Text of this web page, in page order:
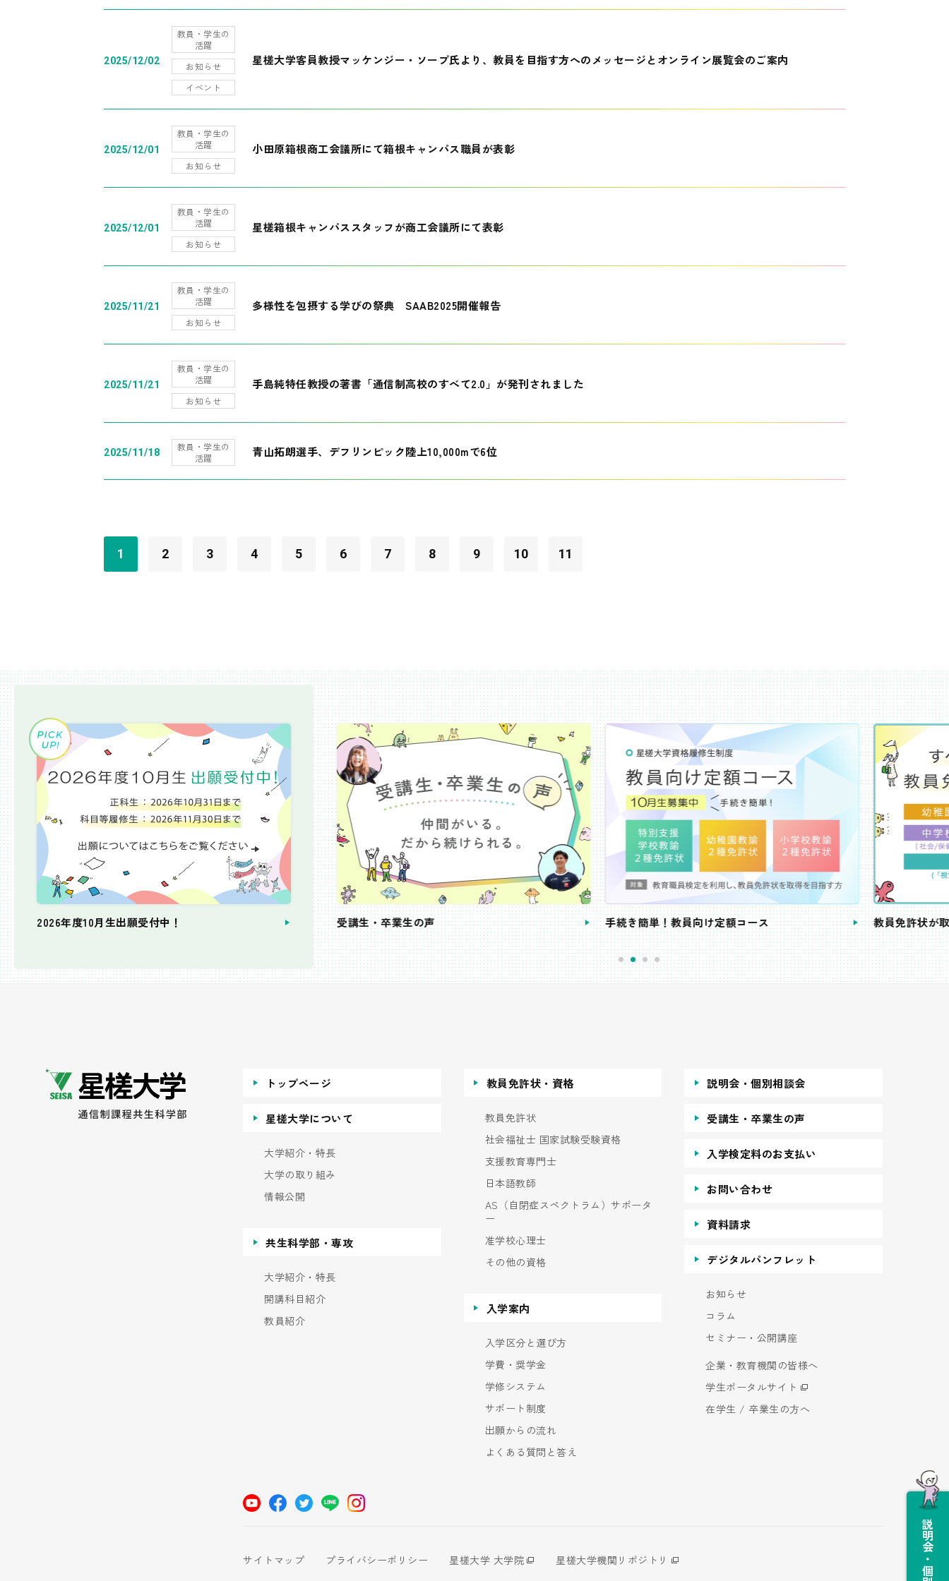
2025/12/02
教員・学生の
活躍
お知らせ
イベント
星槎大学客員教授マッケンジー・ソープ氏より、教員を目指す方へのメッセージとオンライン展覧会のご案内
2025/12/01
教員・学生の
活躍
お知らせ
小田原箱根商工会議所にて箱根キャンパス職員が表彰
2025/12/01
教員・学生の
活躍
お知らせ
星槎箱根キャンパススタッフが商工会議所にて表彰
2025/11/21
教員・学生の
活躍
お知らせ
多様性を包摂する学びの祭典 SAAB2025開催報告
2025/11/21
教員・学生の
活躍
お知らせ
手島純特任教授の著書「通信制高校のすべて2.0」が発刊されました
2025/11/18
教員・学生の
活躍
青山拓朗選手、デフリンピック陸上10,000mで6位
1 2 3 4 5 6 7 8 9 10 11
2026年度10月生出願受付中！
個別相談会 受講生・卒業生の声 手続き簡単！教員向け定額コース 教員免許状が
トップページ
星槎大学について
大学紹介・特長
大学の取り組み
情報公開
共生科学部・専攻
大学紹介・特長
開講科目紹介
教員紹介
教員免許状・資格
教員免許状
社会福祉士 国家試験受験資格
支援教育専門士
日本語教師
AS（自閉症スペクトラム）サポータ
ー
准学校心理士
その他の資格
入学案内
入学区分と選び方
学費・奨学金
学修システム
サポート制度
出願からの流れ
よくある質問と答え
説明会・個別相談会
受講生・卒業生の声
入学検定料のお支払い
お問い合わせ
資料請求
デジタルパンフレット
お知らせ
コラム
セミナー・公開講座
企業・教育機関の皆様へ
学生ポータルサイト
在学生 / 卒業生の方へ
サイトマップ プライバシーポリシー 星槎大学 大学院
星槎大学機関リポジトリ